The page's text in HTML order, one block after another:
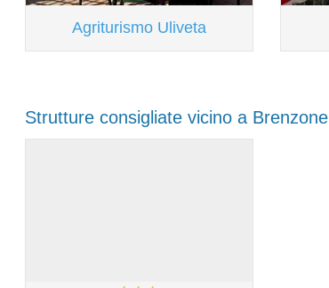
Agriturismo Uliveta
Strutture consigliate vicino a Brenzone